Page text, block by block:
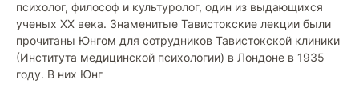
психолог, философ и культуролог, один из выдающихся
ученых XX века. Знаменитые Тавистокские лекции были
прочитаны Юнгом для сотрудников Тавистокской клиники
(Института медицинской психологии) в Лондоне в 1935
году. В них Юнг